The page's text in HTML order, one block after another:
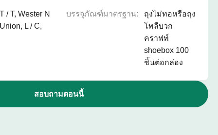
T / T, Wester N
Union, L / C,
บรรจุภัณฑ์มาตรฐาน:
ถุงไม่ทอหรือถุง
โพลีบวก
คราฟท์
shoebox 100
ชิ้นต่อกล่อง
สอบถามตอนนี้